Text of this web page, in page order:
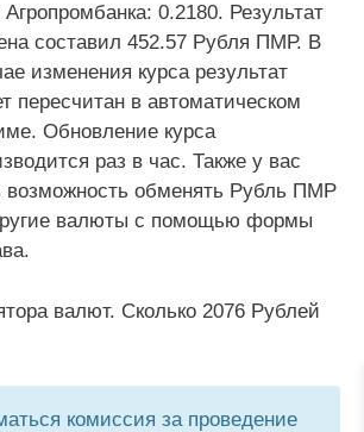
Агропромбанка: 0.2180. Результат
составил 452.57 Рубля ПМР. В
изменения курса результат
пересчитан в автоматическом
Обновление курса
раз в час. Также у вас
возможность обменять Рубль ПМР
валюты с помощью формы
валют. Сколько 2076 Рублей
комиссия за проведение